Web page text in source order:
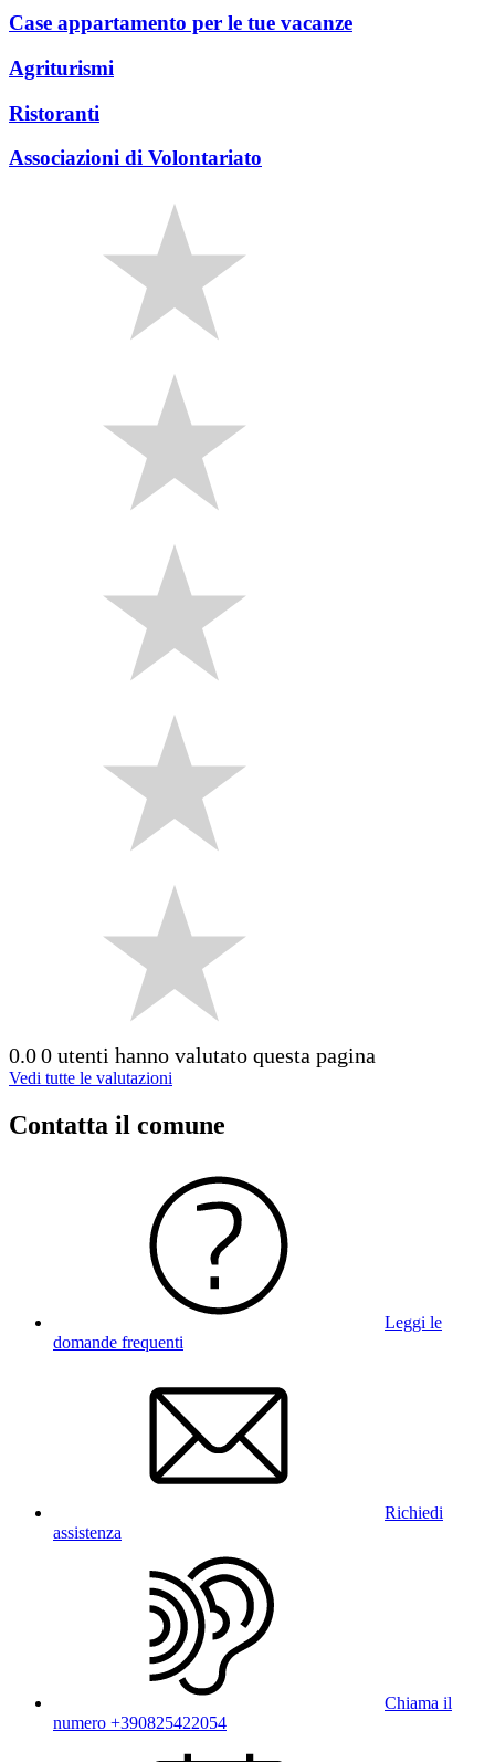
Case appartamento per le tue vacanze
Agriturismi
Ristoranti
Associazioni di Volontariato
0.00 utenti hanno valutato questa pagina
Vedi tutte le valutazioni
Contatta il comune
Leggi le
domande frequenti
Richiedi
assistenza
Chiama il
numero +390825422054